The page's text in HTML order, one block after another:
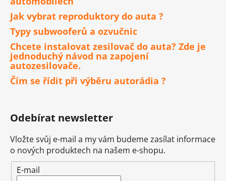
Jak vybrat reproduktory do auta ?
Typy subwooferů a ozvučnic
Chcete instalovat zesilovač do auta? Zde je
jednoduchý návod na zapojení
autozesilovače.
Čím se řídit při výběru autorádia ?
Odebírat newsletter
Vložte svůj e-mail a my vám budeme zasílat informace
o nových produktech na našem e-shopu.
E-mail